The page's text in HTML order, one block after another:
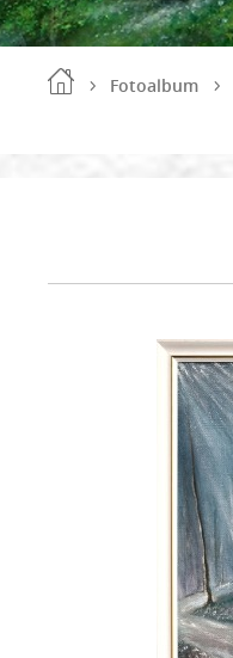
Fotoalbum